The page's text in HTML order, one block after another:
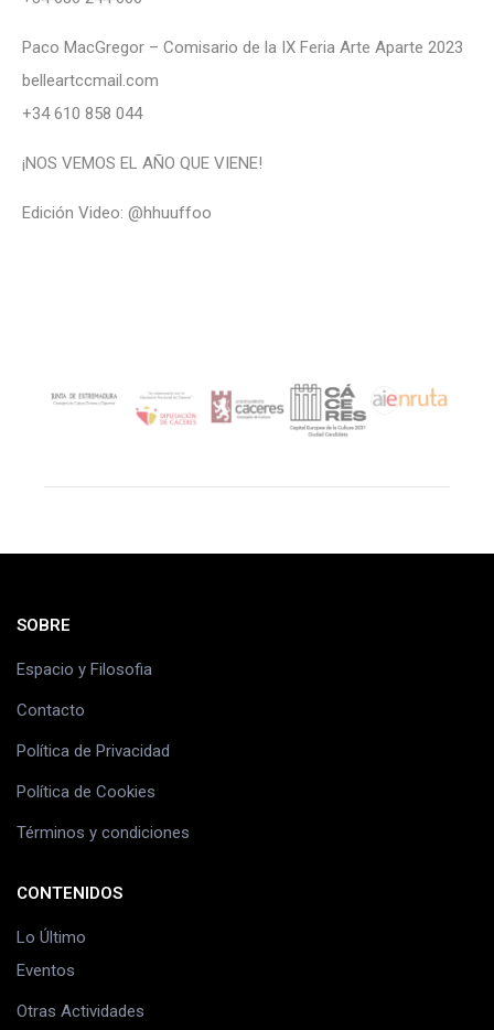
Paco MacGregor – Comisario de la IX Feria Arte Aparte 2023
belleartccmail.com
+34 610 858 044
¡NOS VEMOS EL AÑO QUE VIENE!
Edición Video: @hhuuffoo
SOBRE
Espacio y Filosofia
Contacto
Política de Privacidad
Política de Cookies
Términos y condiciones
CONTENIDOS
Lo Último
Eventos
Otras Actividades